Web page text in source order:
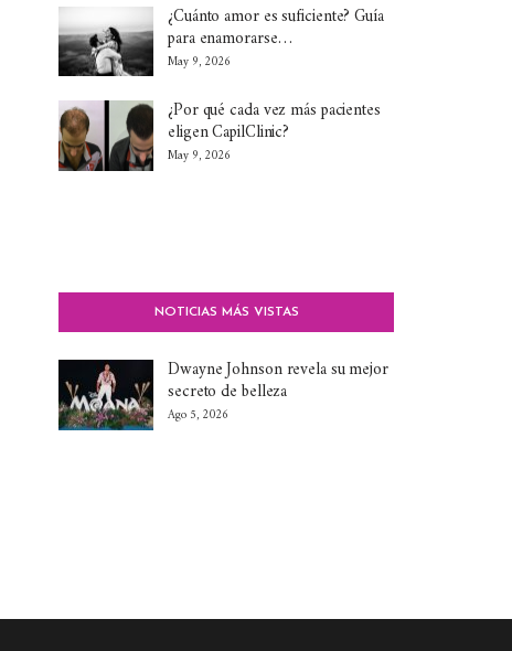
¿Cuánto amor es suficiente? Guía
para enamorarse…
May 9, 2026
¿Por qué cada vez más pacientes
eligen CapilClinic?
May 9, 2026
NOTICIAS MÁS VISTAS
Dwayne Johnson revela su mejor
secreto de belleza
Ago 5, 2026